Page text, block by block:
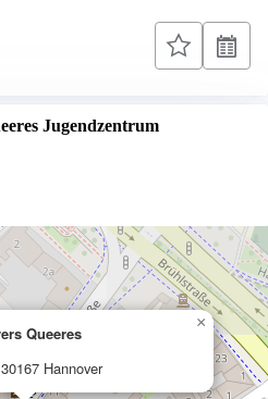
Jugendzentrum
Queeres
Hannover
×